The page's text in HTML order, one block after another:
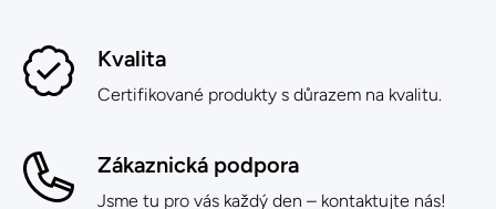
Kvalita
Certifikované produkty s důrazem na kvalitu.
Zákaznická podpora
Jsme tu pro vás každý den – kontaktujte nás!